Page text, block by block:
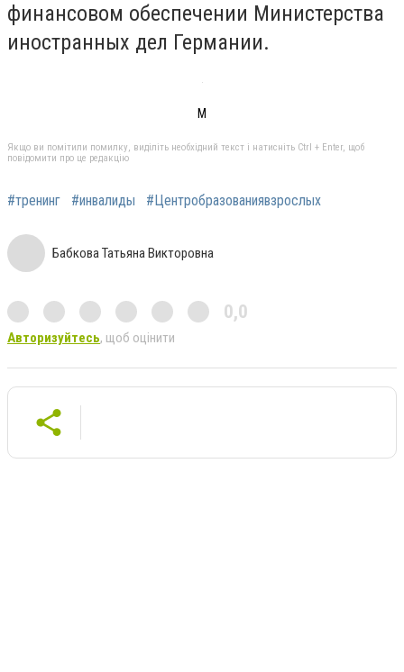
финансовом обеспечении Министерства
иностранных дел Германии.
М
Якщо ви помітили помилку, виділіть необхідний текст і натисніть Ctrl + Enter, щоб
повідомити про це редакцію
#тренинг #инвалиды #Центробразованиявзрослых
Бабкова Татьяна Викторовна
0,0
Авторизуйтесь, щоб оцінити